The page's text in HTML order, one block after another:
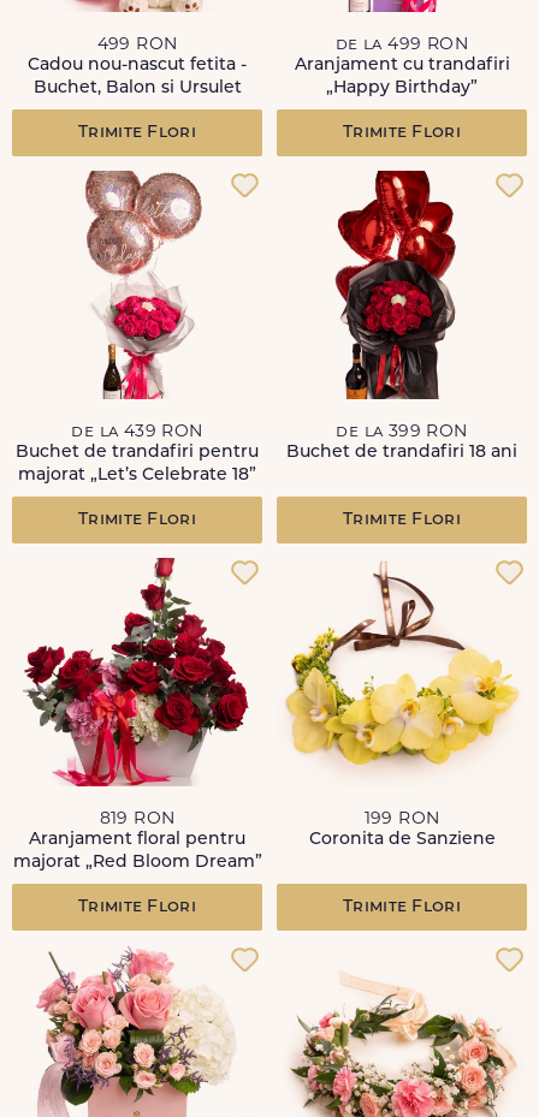
499 RON
Cadou nou-nascut fetita -
Buchet, Balon si Ursulet
Trimite Flori
de la 499 RON
Aranjament cu trandafiri
„Happy Birthday”
Trimite Flori
de la 439 RON
Buchet de trandafiri pentru
majorat „Let’s Celebrate 18”
Trimite Flori
de la 399 RON
Buchet de trandafiri 18 ani
Trimite Flori
819 RON
Aranjament floral pentru
majorat „Red Bloom Dream”
Trimite Flori
199 RON
Coronita de Sanziene
Trimite Flori